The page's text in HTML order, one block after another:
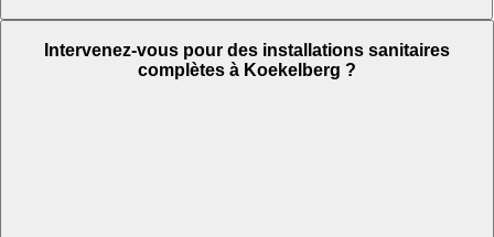
Intervenez-vous pour des installations sanitaires
complètes à Koekelberg ?